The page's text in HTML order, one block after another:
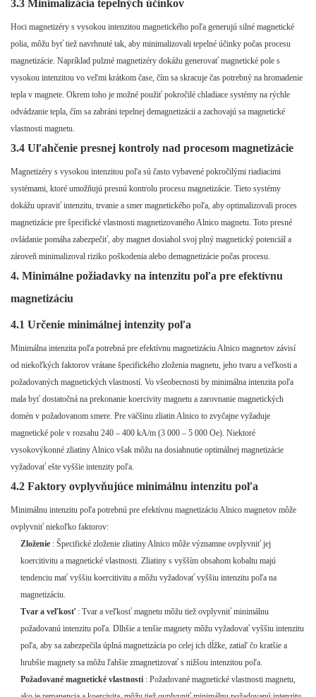
3.3 Minimalizácia tepelných účinkov
Hoci magnetizéry s vysokou intenzitou magnetického poľa generujú silné magnetické
polia, môžu byť tiež navrhnuté tak, aby minimalizovali tepelné účinky počas procesu
magnetizácie. Napríklad pulzné magnetizéry dokážu generovať magnetické pole s
vysokou intenzitou vo veľmi krátkom čase, čím sa skracuje čas potrebný na hromadenie
tepla v magnete. Okrem toho je možné použiť pokročilé chladiace systémy na rýchle
odvádzanie tepla, čím sa zabráni tepelnej demagnetizácii a zachovajú sa magnetické
vlastnosti magnetu.
3.4 Uľahčenie presnej kontroly nad procesom magnetizácie
Magnetizéry s vysokou intenzitou poľa sú často vybavené pokročilými riadiacimi
systémami, ktoré umožňujú presnú kontrolu procesu magnetizácie. Tieto systémy
dokážu upraviť intenzitu, trvanie a smer magnetického poľa, aby optimalizovali proces
magnetizácie pre špecifické vlastnosti magnetizovaného Alnico magnetu. Toto presné
ovládanie pomáha zabezpečiť, aby magnet dosiahol svoj plný magnetický potenciál a
zároveň minimalizoval riziko poškodenia alebo demagnetizácie počas procesu.
4. Minimálne požiadavky na intenzitu poľa pre efektívnu
magnetizáciu
4.1 Určenie minimálnej intenzity poľa
Minimálna intenzita poľa potrebná pre efektívnu magnetizáciu Alnico magnetov závisí
od niekoľkých faktorov vrátane špecifického zloženia magnetu, jeho tvaru a veľkosti a
požadovaných magnetických vlastností. Vo všeobecnosti by minimálna intenzita poľa
mala byť dostatočná na prekonanie koercivity magnetu a zarovnanie magnetických
domén v požadovanom smere. Pre väčšinu zliatin Alnico to zvyčajne vyžaduje
magnetické pole v rozsahu 240 – 400 kA/m (3 000 – 5 000 Oe). Niektoré
vysokovýkonné zliatiny Alnico však môžu na dosiahnutie optimálnej magnetizácie
vyžadovať ešte vyššie intenzity poľa.
4.2 Faktory ovplyvňujúce minimálnu intenzitu poľa
Minimálnu intenzitu poľa potrebnú pre efektívnu magnetizáciu Alnico magnetov môže
ovplyvniť niekoľko faktorov:
Zloženie : Špecifické zloženie zliatiny Alnico môže významne ovplyvniť jej
koercitivitu a magnetické vlastnosti. Zliatiny s vyšším obsahom kobaltu majú
tendenciu mať vyššiu koercitivitu a môžu vyžadovať vyššiu intenzitu poľa na
magnetizáciu.
Tvar a veľkosť : Tvar a veľkosť magnetu môžu tiež ovplyvniť minimálnu
požadovanú intenzitu poľa. Dlhšie a tenšie magnety môžu vyžadovať vyššiu intenzitu
poľa, aby sa zabezpečila úplná magnetizácia po celej ich dĺžke, zatiaľ čo kratšie a
hrubšie magnety sa môžu ľahšie zmagnetizovať s nižšou intenzitou poľa.
Požadované magnetické vlastnosti : Požadované magnetické vlastnosti magnetu,